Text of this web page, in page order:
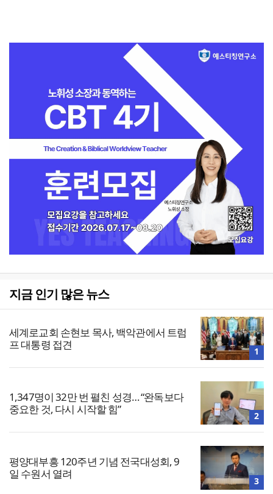
지금 인기 많은 뉴스
세계로교회 손현보 목사, 백악관에서 트럼
프 대통령 접견
1
1,347명이 32만 번 펼친 성경… “완독보다
중요한 것, 다시 시작할 힘”
2
평양대부흥 120주년 기념 전국대성회, 9
일 수원서 열려
3